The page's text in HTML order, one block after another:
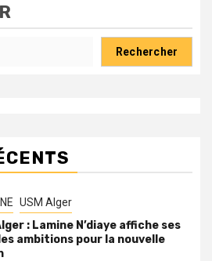
Rechercher
USM Alger
: Lamine N’diaye affiche ses
ambitions pour la nouvelle